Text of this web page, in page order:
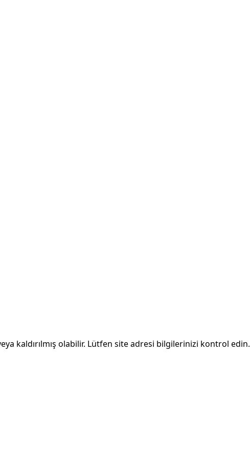
kaldırılmış olabilir. Lütfen site adresi bilgilerinizi kontrol edin.